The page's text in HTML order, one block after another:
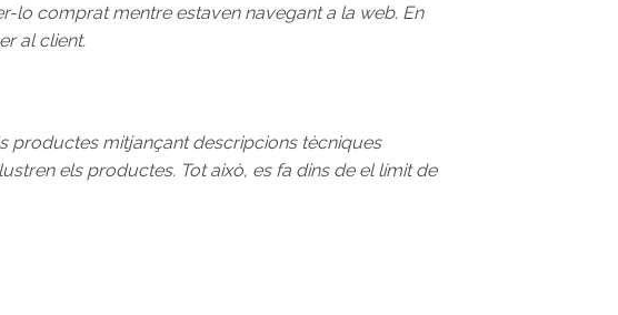
lo comprat mentre estaven navegant a la web. En
al client.
productes mitjançant descripcions tècniques
els productes. Tot això, es fa dins de el límit de